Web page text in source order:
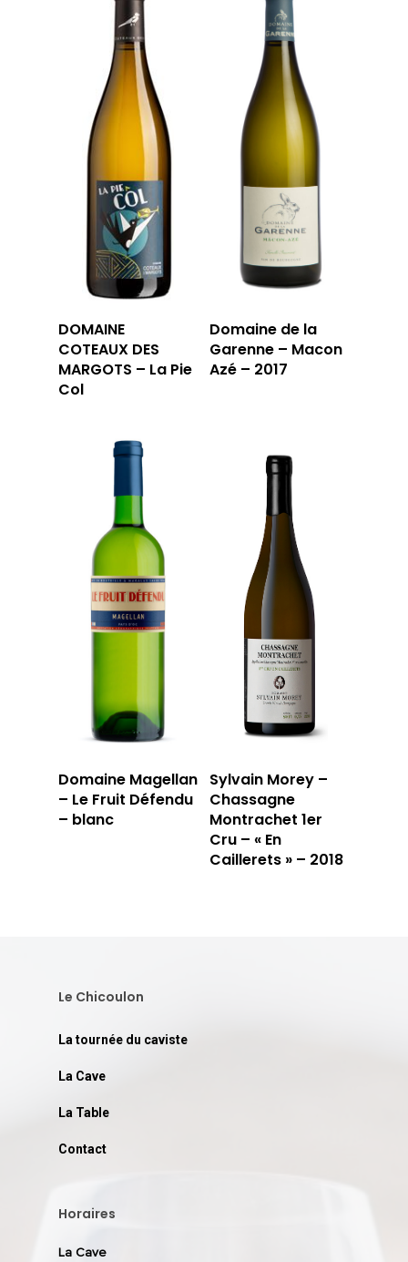
DOMAINE
COTEAUX DES
MARGOTS – La Pie
Col
Domaine de la
Garenne – Macon
Azé – 2017
Domaine Magellan
– Le Fruit Défendu
– blanc
Sylvain Morey –
Chassagne
Montrachet 1er
Cru – « En
Caillerets » – 2018
Le Chicoulon
La tournée du caviste
La Cave
La Table
Contact
Horaires
La Cave
LA CAVE
LA CAVE
APERÇU DE NOTRE
LA TOURNÉE DU
LA TABLE
LA CARTE DU
JOUR
RÉSERVER
59 rue Grignan